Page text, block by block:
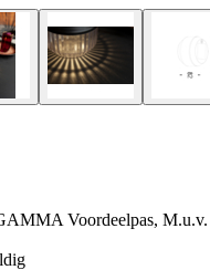
Voordeelpas,